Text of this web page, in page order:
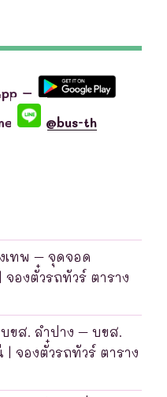
–
@bus-th
เทพ – จุดจอด
องตั๋วรถทัวร์ ตาราง
ขส. ลำปาง – บขส.
จองตั๋วรถทัวร์ ตาราง